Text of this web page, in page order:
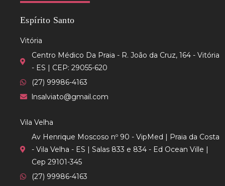
Espírito Santo
Vitória
Centro Médico Da Praia - R. João da Cruz, 164 - Vitória
- ES | CEP: 29055-620
(27) 99986-4163
lnsalviato@gmail.com
Vila Velha
Av Henrique Moscoso nº 90 - VipMed | Praia da Costa
- Vila Velha - ES | Salas 833 e 834 - Ed Ocean Ville |
Cep 29101-345
(27) 99986-4163